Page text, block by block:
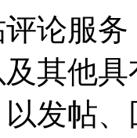
论服
其他
发帖